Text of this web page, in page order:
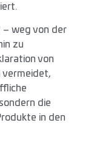
– weg von der
zu
von
vermeidet,
die
in den